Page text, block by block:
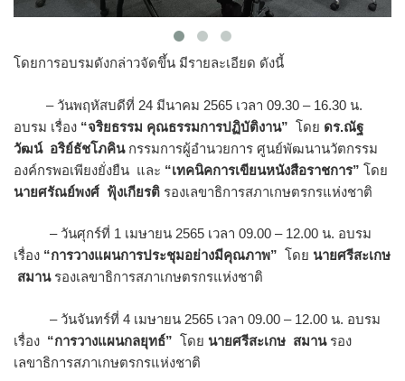
โดยการอบรมดังกล่าวจัดขึ้น มีรายละเอียด ดังนี้
– วันพฤหัสบดีที่ 24 มีนาคม 2565 เวลา 09.30 – 16.30 น.
อบรม เรื่อง “จริยธรรม คุณธรรมการปฏิบัติงาน” โดย ดร.ณัฐ
วัฒน์ อริย์ธัชโภคินกรรมการผู้อำนวยการ ศูนย์พัฒนานวัตกรรม
องค์กรพอเพียงยั่งยืน และ “เทคนิคการเขียนหนังสือราชการ” โดย
นายศรัณย์พงศ์ ฟุ้งเกียรติ รองเลขาธิการสภาเกษตรกรแห่งชาติ
– วันศุกร์ที่ 1 เมษายน 2565 เวลา 09.00 – 12.00 น. อบรม
เรื่อง “การวางแผนการประชุมอย่างมีคุณภาพ” โดย นายศรีสะเกษ
สมานรองเลขาธิการสภาเกษตรกรแห่งชาติ
– วันจันทร์ที่ 4 เมษายน 2565 เวลา 09.00 – 12.00 น. อบรม
เรื่อง “การวางแผนกลยุทธ์” โดย นายศรีสะเกษ สมานรอง
เลขาธิการสภาเกษตรกรแห่งชาติ